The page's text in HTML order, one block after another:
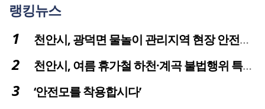
랭킹뉴스
천안시, 광덕면 물놀이 관리지역 현장 안전점검 실시
천안시, 여름 휴가철 하천·계곡 불법행위 특별단속
‘안전모를 착용합시다’